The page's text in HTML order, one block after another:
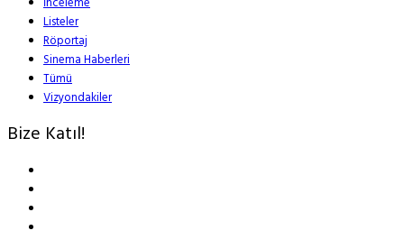
Listeler
Röportaj
Sinema Haberleri
Tümü
Vizyondakiler
Bize Katıl!